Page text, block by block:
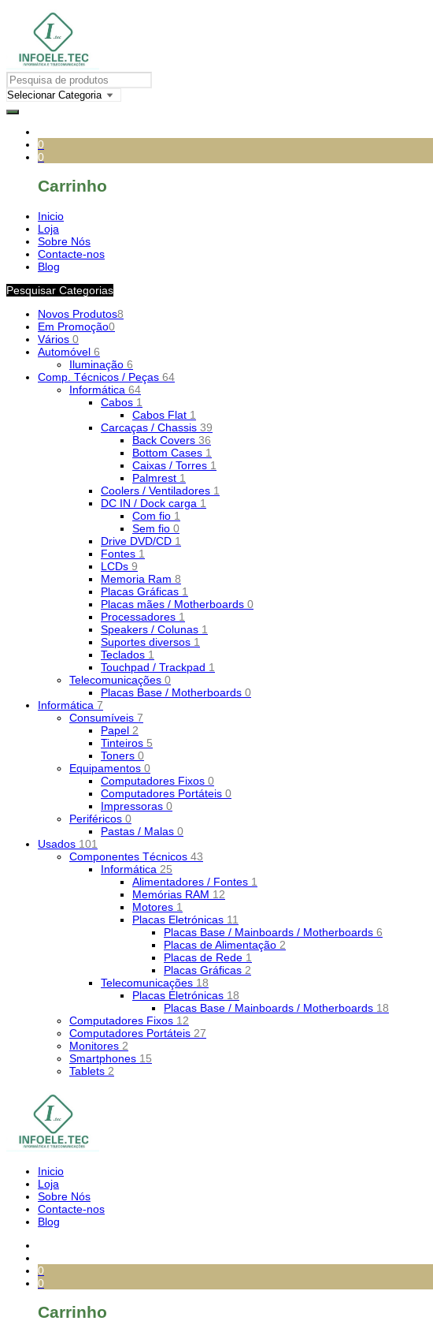
0
0
Carrinho
Inicio
Loja
Sobre Nós
Contacte-nos
Blog
Pesquisar Categorias
Novos Produtos8
Em Promoção0
Vários 0
Automóvel 6
Iluminação 6
Comp. Técnicos / Peças 64
Informática 64
Cabos 1
Cabos Flat 1
Carcaças / Chassis 39
Back Covers 36
Bottom Cases 1
Caixas / Torres 1
Palmrest 1
Coolers / Ventiladores 1
DC IN / Dock carga 1
Com fio 1
Sem fio 0
Drive DVD/CD 1
Fontes 1
LCDs 9
Memoria Ram 8
Placas Gráficas 1
Placas mães / Motherboards 0
Processadores 1
Speakers / Colunas 1
Suportes diversos 1
Teclados 1
Touchpad / Trackpad 1
Telecomunicações 0
Placas Base / Motherboards 0
Informática 7
Consumíveis 7
Papel 2
Tinteiros 5
Toners 0
Equipamentos 0
Computadores Fixos 0
Computadores Portáteis 0
Impressoras 0
Periféricos 0
Pastas / Malas 0
Usados 101
Componentes Técnicos 43
Informática 25
Alimentadores / Fontes 1
Memórias RAM 12
Motores 1
Placas Eletrónicas 11
Placas Base / Mainboards / Motherboards 6
Placas de Alimentação 2
Placas de Rede 1
Placas Gráficas 2
Telecomunicações 18
Placas Eletrónicas 18
Placas Base / Mainboards / Motherboards 18
Computadores Fixos 12
Computadores Portáteis 27
Monitores 2
Smartphones 15
Tablets 2
Inicio
Loja
Sobre Nós
Contacte-nos
Blog
0
0
Carrinho